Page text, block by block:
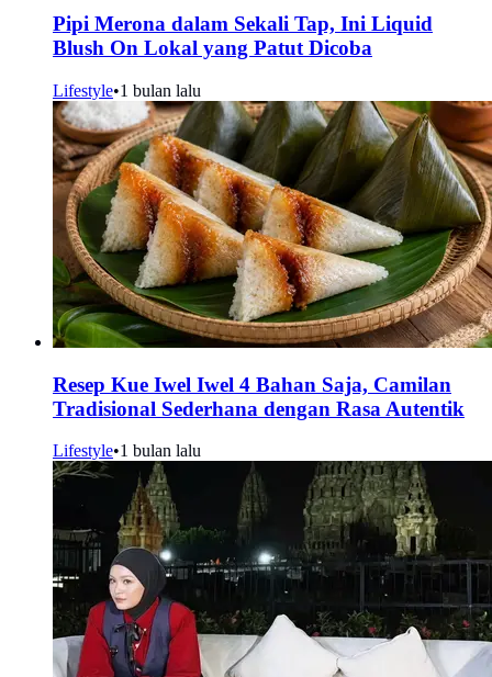
Pipi Merona dalam Sekali Tap, Ini Liquid
Blush On Lokal yang Patut Dicoba
Lifestyle•1 bulan lalu
Resep Kue Iwel Iwel 4 Bahan Saja, Camilan
Tradisional Sederhana dengan Rasa Autentik
Lifestyle•1 bulan lalu